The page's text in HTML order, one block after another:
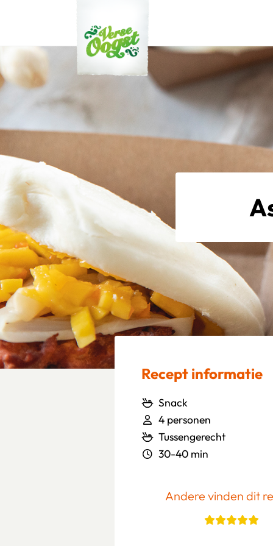
Verse Oogst
Recept informatie
Snack
4 personen
Tussengerecht
30-40 min
Andere vinden dit